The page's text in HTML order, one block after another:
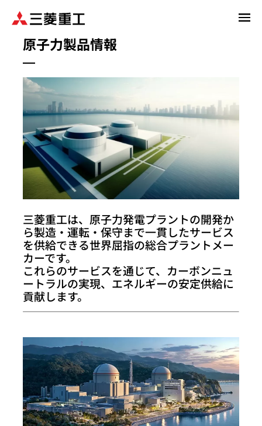
原子力製品情報
三菱重工は、原子力発電プラントの開発か
ら製造・運転・保守まで一貫したサービス
を供給できる世界屈指の総合プラントメー
カーです。
これらのサービスを通じて、カーボンニュ
ートラルの実現、エネルギーの安定供給に
貢献します。